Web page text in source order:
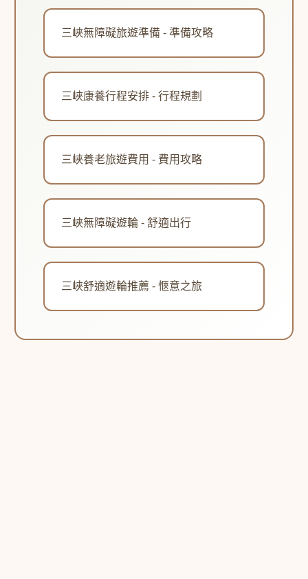
三峽無障礙旅遊準備 - 準備攻略
三峽康養行程安排 - 行程規劃
三峽養老旅遊費用 - 費用攻略
三峽無障礙遊輪 - 舒適出行
三峽舒適遊輪推薦 - 愜意之旅